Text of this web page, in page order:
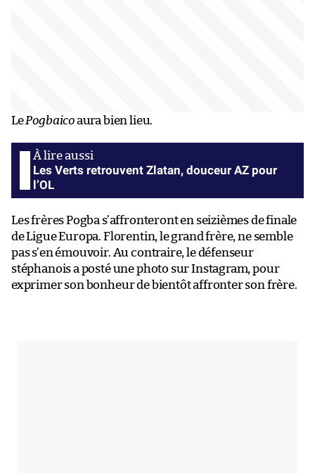
LePogbaicoaura bien lieu.
Les Verts retrouvent Zlatan, douceur AZ pour
l’OL
Les frères Pogba s’affronteront en seizièmes de finale
de Ligue Europa. Florentin, le grand frère, ne semble
pas s’en émouvoir. Au contraire, le défenseur
stéphanois a posté une photo sur Instagram, pour
exprimer son bonheur de bientôt affronter son frère.